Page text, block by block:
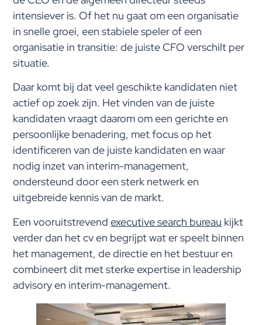
intensiever is. Of het nu gaat om een organisatie
in snelle groei, een stabiele speler of een
organisatie in transitie: de juiste CFO verschilt per
situatie.
Daar komt bij dat veel geschikte kandidaten niet
actief op zoek zijn. Het vinden van de juiste
kandidaten vraagt daarom om een gerichte en
persoonlijke benadering, met focus op het
identificeren van de juiste kandidaten en waar
nodig inzet van interim-management,
ondersteund door een sterk netwerk en
uitgebreide kennis van de markt.
Een vooruitstrevendexecutive search bureau kijkt
verder dan het cv en begrijpt wat er speelt binnen
het management, de directie en het bestuur en
combineert dit met sterke expertise in leadership
advisory en interim-management.